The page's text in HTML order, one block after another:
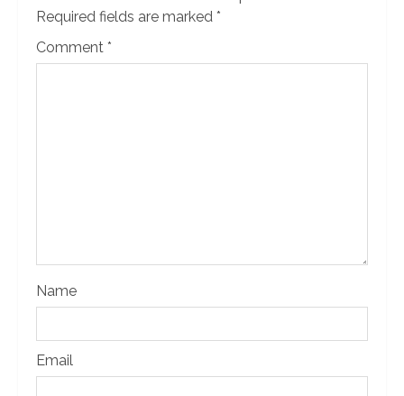
Required fields are marked *
Comment *
Name
Email